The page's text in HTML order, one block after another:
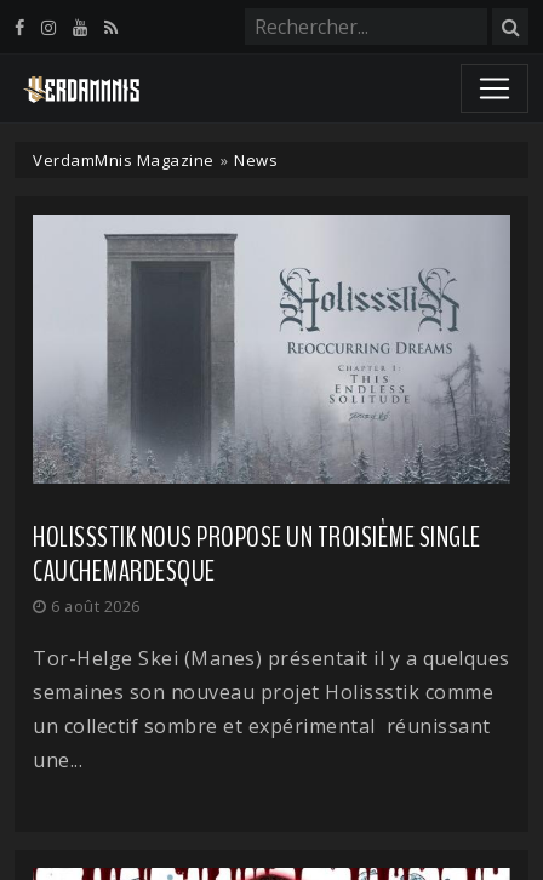
VerdamMnis Magazine » News
HOLISSSTIK NOUS PROPOSE UN TROISIÈME SINGLE
CAUCHEMARDESQUE
6 août 2026
Tor-Helge Skei (Manes) présentait il y a quelques
semaines son nouveau projet Holissstik comme
un collectif sombre et expérimental réunissant
une...
Panneau de gestion des cookies